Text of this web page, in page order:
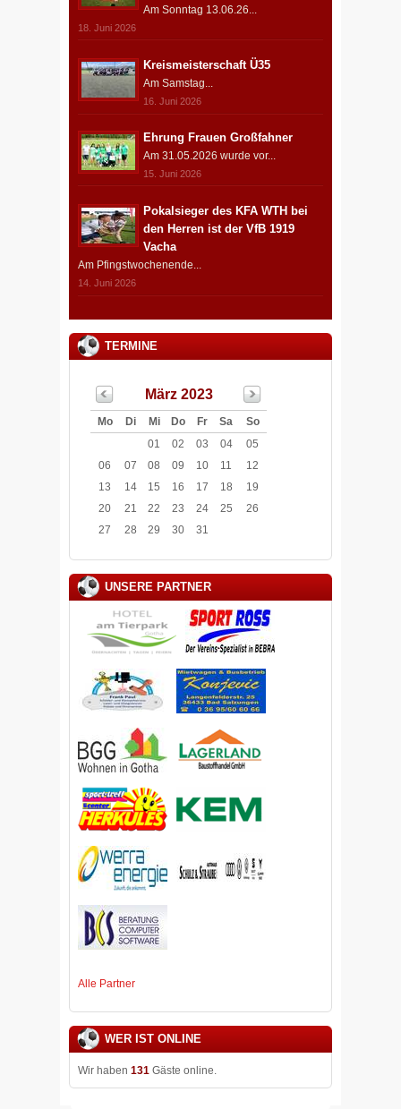
Am Sonntag 13.06.26...
18. Juni 2026
Kreismeisterschaft Ü35
Am Samstag...
16. Juni 2026
Ehrung Frauen Großfahner
Am 31.05.2026 wurde vor...
15. Juni 2026
Pokalsieger des KFA WTH bei
den Herren ist der VfB 1919
Vacha
Am Pfingstwochenende...
14. Juni 2026
TERMINE
März 2023
Mo Di Mi Do Fr Sa
So
01
02 03 04
05
06
07 08 09 10 11
12
13
14 15 16 17 18
19
20
21 22 23 24 25
26
27
28 29 30 31
UNSERE PARTNER
Alle Partner
WER IST ONLINE
Wir haben 131 Gäste online.